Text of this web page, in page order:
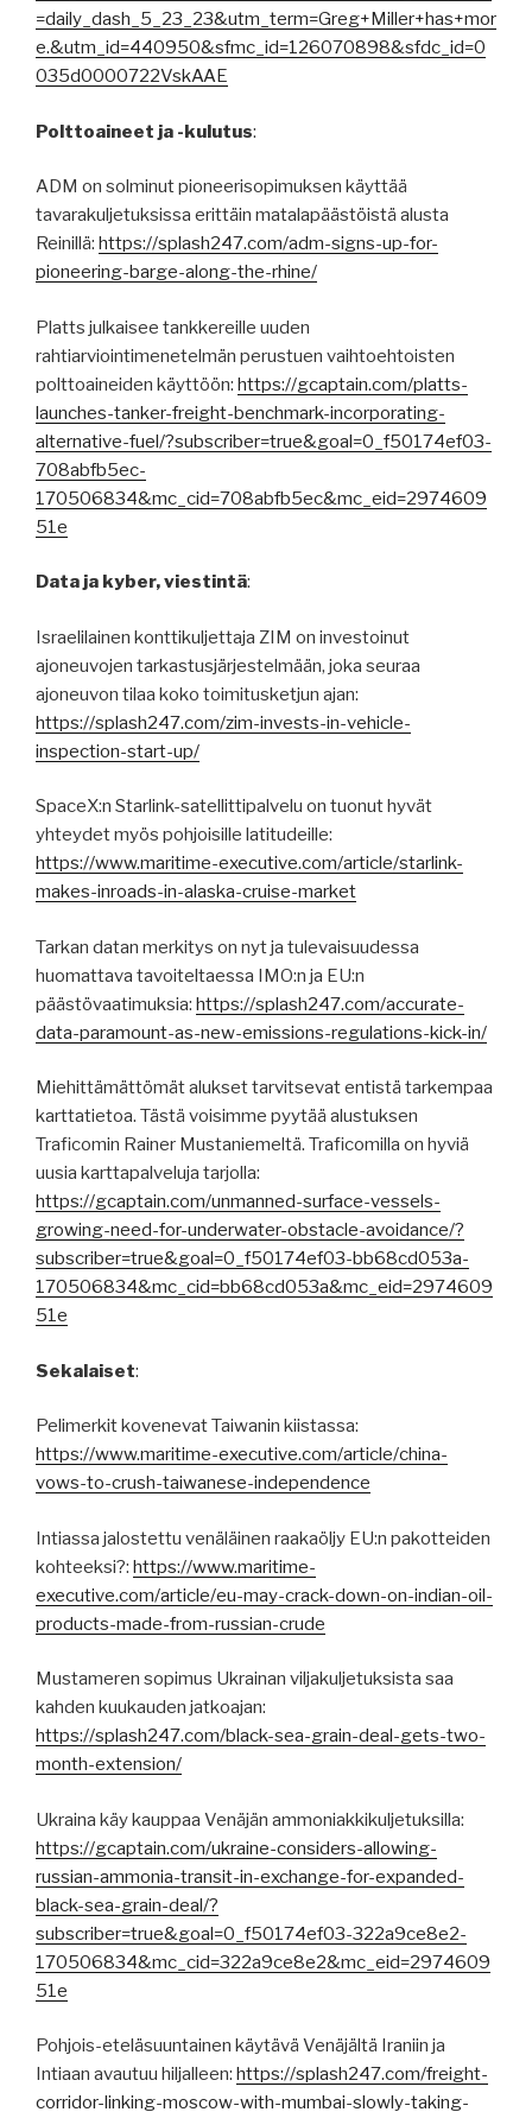
=daily_dash_5_23_23&utm_term=Greg+Miller+has+mor
e.&utm_id=440950&sfmc_id=126070898&sfdc_id=0
035d0000722VskAAE
Polttoaineet ja -kulutus:
ADM on solminut pioneerisopimuksen käyttää
tavarakuljetuksissa erittäin matalapäästöistä alusta
Reinillä: https://splash247.com/adm-signs-up-for-
pioneering-barge-along-the-rhine/
Platts julkaisee tankkereille uuden
rahtiarviointimenetelmän perustuen vaihtoehtoisten
polttoaineiden käyttöön: https://gcaptain.com/platts-
launches-tanker-freight-benchmark-incorporating-
alternative-fuel/?subscriber=true&goal=0_f50174ef03-
708abfb5ec-
170506834&mc_cid=708abfb5ec&mc_eid=2974609
51e
Data ja kyber, viestintä:
Israelilainen konttikuljettaja ZIM on investoinut
ajoneuvojen tarkastusjärjestelmään, joka seuraa
ajoneuvon tilaa koko toimitusketjun ajan:
https://splash247.com/zim-invests-in-vehicle-
inspection-start-up/
SpaceX:n Starlink-satellittipalvelu on tuonut hyvät
yhteydet myös pohjoisille latitudeille:
https://www.maritime-executive.com/article/starlink-
makes-inroads-in-alaska-cruise-market
Tarkan datan merkitys on nyt ja tulevaisuudessa
huomattava tavoiteltaessa IMO:n ja EU:n
päästövaatimuksia: https://splash247.com/accurate-
data-paramount-as-new-emissions-regulations-kick-in/
Miehittämättömät alukset tarvitsevat entistä tarkempaa
karttatietoa. Tästä voisimme pyytää alustuksen
Traficomin Rainer Mustaniemeltä. Traficomilla on hyviä
uusia karttapalveluja tarjolla:
https://gcaptain.com/unmanned-surface-vessels-
growing-need-for-underwater-obstacle-avoidance/?
subscriber=true&goal=0_f50174ef03-bb68cd053a-
170506834&mc_cid=bb68cd053a&mc_eid=2974609
51e
Sekalaiset:
Pelimerkit kovenevat Taiwanin kiistassa:
https://www.maritime-executive.com/article/china-
vows-to-crush-taiwanese-independence
Intiassa jalostettu venäläinen raakaöljy EU:n pakotteiden
kohteeksi?: https://www.maritime-
executive.com/article/eu-may-crack-down-on-indian-oil-
products-made-from-russian-crude
Mustameren sopimus Ukrainan viljakuljetuksista saa
kahden kuukauden jatkoajan:
https://splash247.com/black-sea-grain-deal-gets-two-
month-extension/
Ukraina käy kauppaa Venäjän ammoniakkikuljetuksilla:
https://gcaptain.com/ukraine-considers-allowing-
russian-ammonia-transit-in-exchange-for-expanded-
black-sea-grain-deal/?
subscriber=true&goal=0_f50174ef03-322a9ce8e2-
170506834&mc_cid=322a9ce8e2&mc_eid=2974609
51e
Pohjois-eteläsuuntainen käytävä Venäjältä Iraniin ja
Intiaan avautuu hiljalleen: https://splash247.com/freight-
corridor-linking-moscow-with-mumbai-slowly-taking-